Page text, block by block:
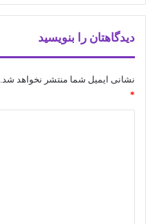
دیدگاهتان را بنویسید
نشانی ایمیل شما منتشر نخواهد شد.
*